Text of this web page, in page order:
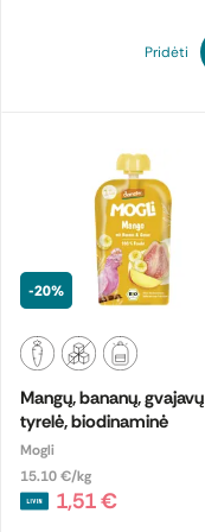
Pridėti
-20%
Mangų, bananų, gvajavų
tyrelė, biodinaminė
Mogli
15.10 €/kg
1,51 €